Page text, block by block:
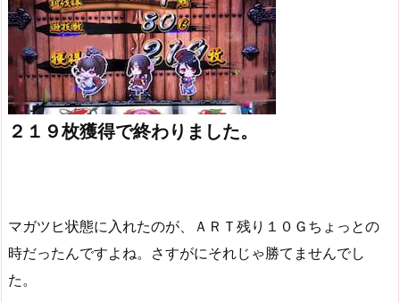
２１９枚獲得で終わりました。
マガツヒ状態に入れたのが、ＡＲＴ残り１０Ｇちょっとの
時だったんですよね。さすがにそれじゃ勝てませんでし
た。